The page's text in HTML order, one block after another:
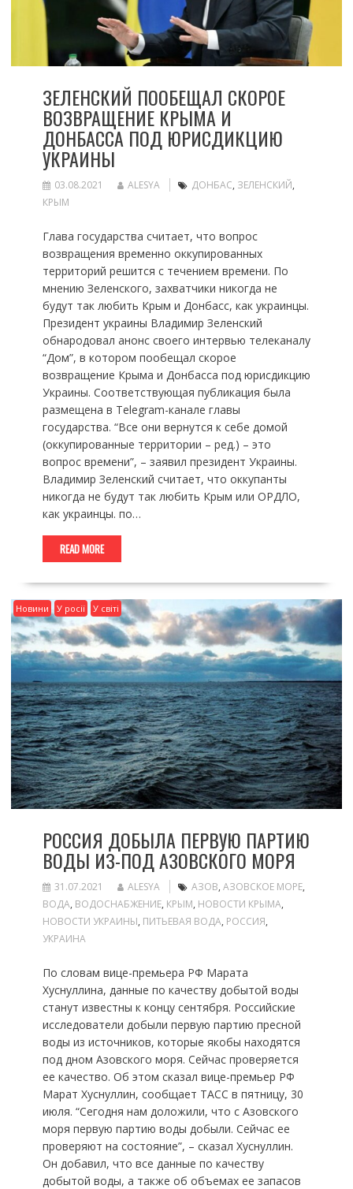
ЗЕЛЕНСКИЙ ПООБЕЩАЛ СКОРОЕ
ВОЗВРАЩЕНИЕ КРЫМА И
ДОНБАССА ПОД ЮРИСДИКЦИЮ
УКРАИНЫ
03.08.2021 ALESYA ДОНБАС, ЗЕЛЕНСКИЙ,
КРЫМ
Глава государства считает, что вопрос
возвращения временно оккупированных
территорий решится с течением времени. По
мнению Зеленского, захватчики никогда не
будут так любить Крым и Донбасс, как украинцы.
Президент украины Владимир Зеленский
обнародовал анонс своего интервью телеканалу
“Дом”, в котором пообещал скорое
возвращение Крыма и Донбасса под юрисдикцию
Украины. Соответствующая публикация была
размещена в Telegram-канале главы
государства. “Все они вернутся к себе домой
(оккупированные территории – ред.) – это
вопрос времени”, – заявил президент Украины.
Владимир Зеленский считает, что оккупанты
никогда не будут так любить Крым или ОРДЛО,
как украинцы. по…
READ MORE
Новини У росії У світі
РОССИЯ ДОБЫЛА ПЕРВУЮ ПАРТИЮ
ВОДЫ ИЗ-ПОД АЗОВСКОГО МОРЯ
31.07.2021 ALESYA АЗОВ, АЗОВСКОЕ МОРЕ,
ВОДА, ВОДОСНАБЖЕНИЕ, КРЫМ, НОВОСТИ КРЫМА,
НОВОСТИ УКРАИНЫ, ПИТЬЕВАЯ ВОДА, РОССИЯ,
УКРАИНА
По словам вице-премьера РФ Марата
Хуснуллина, данные по качеству добытой воды
станут известны к концу сентября. Российские
исследователи добыли первую партию пресной
воды из источников, которые якобы находятся
под дном Азовского моря. Сейчас проверяется
ее качество. Об этом сказал вице-премьер РФ
Марат Хуснуллин, сообщает ТАСС в пятницу, 30
июля. “Сегодня нам доложили, что с Азовского
моря первую партию воды добыли. Сейчас ее
проверяют на состояние”, – сказал Хуснуллин.
Он добавил, что все данные по качеству
добытой воды, а также об объемах ее запасов